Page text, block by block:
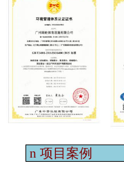
n 项目案例